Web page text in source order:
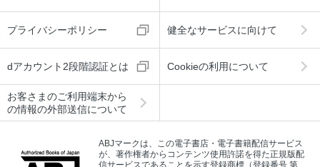
プライバシーポリシー 健全なサービスに向けて
dアカウント2段階認証とは Cookieの利用について
お客さまのご利用端末から
の情報の外部送信について
ABJマークは、この電子書店・電子書籍配信サービス
が、著作権者からコンテンツ使用許諾を得た正規版配
信サービスであることを示す登録商標（登録番号 第